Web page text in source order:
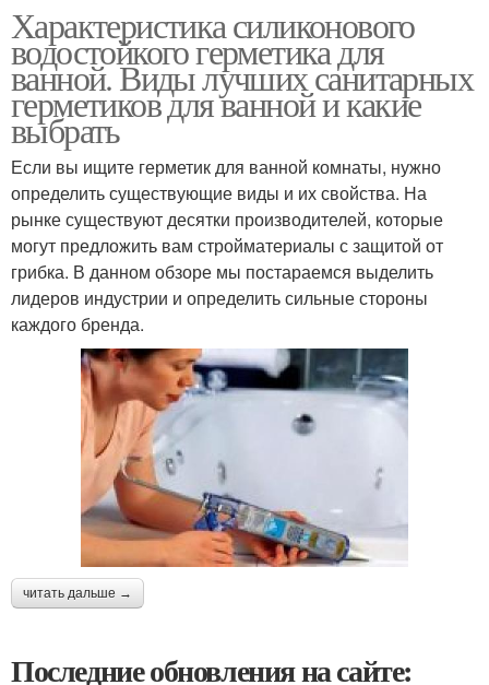
Характеристика силиконового
водостойкого герметика для
ванной. Виды лучших санитарных
герметиков для ванной и какие
выбрать
Если вы ищите герметик для ванной комнаты, нужно
определить существующие виды и их свойства. На
рынке существуют десятки производителей, которые
могут предложить вам стройматериалы с защитой от
грибка. В данном обзоре мы постараемся выделить
лидеров индустрии и определить сильные стороны
каждого бренда.
читать дальше →
Последние обновления на сайте: